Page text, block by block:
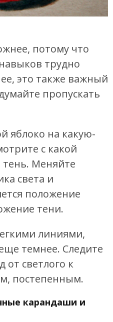
потому что
трудно
это также важный
пропускать
яблоко на какую-
с какой
тень. Меняйте
света и
положение
тени.
линиями,
темнее. Следите
от светлого к
постепенным.
карандаши и